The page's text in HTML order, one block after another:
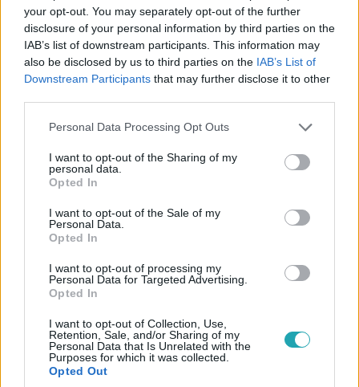
your opt-out. You may separately opt-out of the further
disclosure of your personal information by third parties on the
IAB’s list of downstream participants. This information may
also be disclosed by us to third parties on the IAB’s List of
Downstream Participants that may further disclose it to other
Please note that this website/app uses one or more Google
not limited to your visit or usage behaviour. You may click to
grant or deny consent to Google and its third-party tags to
use your data for below specified purposes in below Google
consent section.
Personal Data Processing Opt Outs
I want to opt-out of the Sharing of my
personal data.
Opted In
I want to opt-out of the Sale of my
Personal Data.
Opted In
I want to opt-out of processing my
Personal Data for Targeted Advertising.
Opted In
I want to opt-out of Collection, Use,
Retention, Sale, and/or Sharing of my
Personal Data that Is Unrelated with the
Purposes for which it was collected.
Opted Out
viszik haza szüleik a babákat, hol gyökerezik a probléma,
mit jelent ez az amúgy is terhelt rendszernek, és milyen
változásokat lehetne tenni annak érdekében, hogy az
újszülötteknek minél kevesebb időt kelljen a kórházban
töltenie.
2024. szeptember 11. 16:38
hónapos baba, aki apjával otthon maradt, miután
ikertestvérét és anyját kórházba szállították
Életveszélyes sérülésekkel szállítottak kedd este a gyulai
kórházba egy 5 hónapos kisfiút. Információink szerint a
csecsemő éjszaka az apjával maradt otthon, miután
ikertestvére rosszul lett, és az anyjukkal együtt a mentők
kórházba szállították. Néhány órával később újra
mentőket kellett hívni a családhoz.